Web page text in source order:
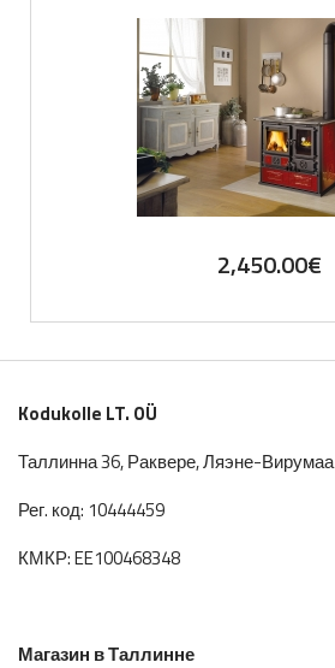
2,450.00€
Kodukolle LT. OÜ
Таллинна 36, Раквере, Ляэне-Вирумаа
Рег. код: 10444459
КМКР: EE100468348
Магазин в Таллинне